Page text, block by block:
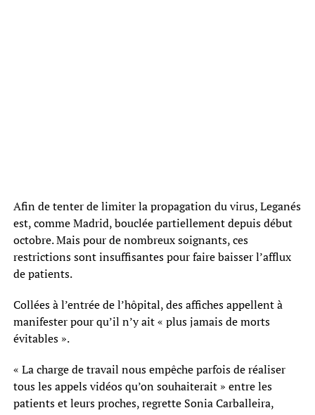
Afin de tenter de limiter la propagation du virus, Leganés
est, comme Madrid, bouclée partiellement depuis début
octobre. Mais pour de nombreux soignants, ces
restrictions sont insuffisantes pour faire baisser l’afflux
de patients.
Collées à l’entrée de l’hôpital, des affiches appellent à
manifester pour qu’il n’y ait « plus jamais de morts
évitables ».
« La charge de travail nous empêche parfois de réaliser
tous les appels vidéos qu’on souhaiterait » entre les
patients et leurs proches, regrette Sonia Carballeira,